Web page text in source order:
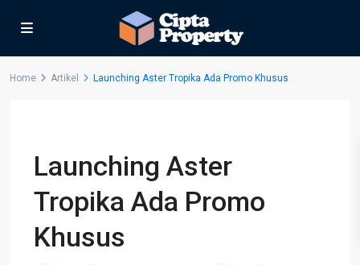
Home Artikel Launching Aster Tropika Ada Promo Khusus
Launching Aster
Tropika Ada Promo
Khusus